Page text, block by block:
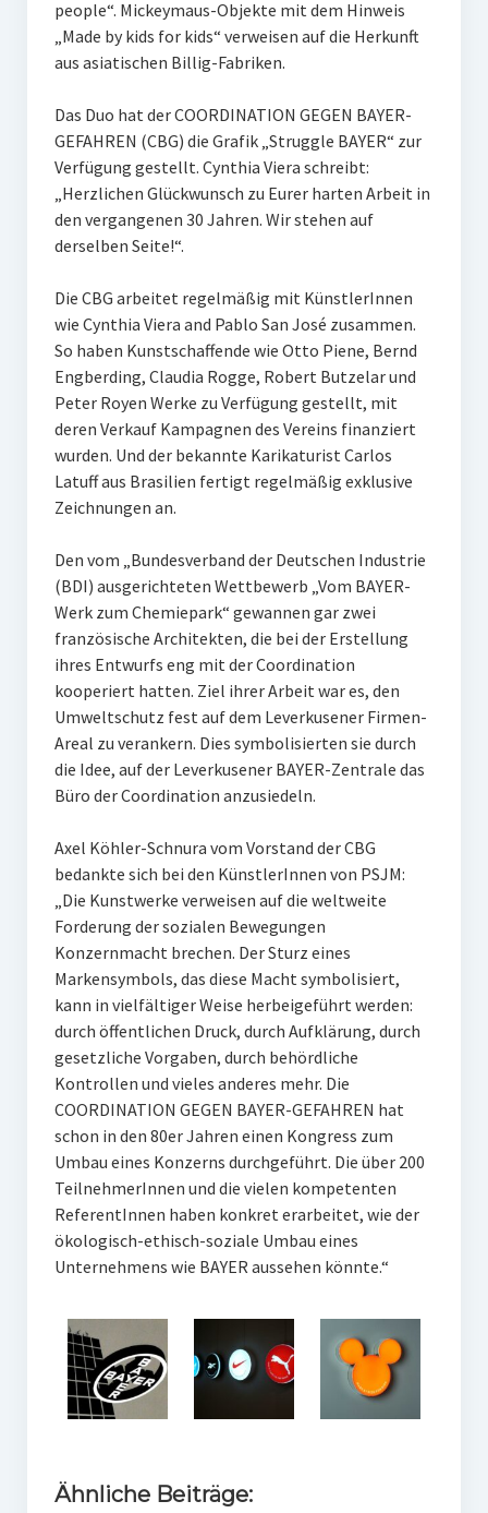
people“. Mickeymaus-Objekte mit dem Hinweis
„Made by kids for kids“ verweisen auf die Herkunft
aus asiatischen Billig-Fabriken.
Das Duo hat der COORDINATION GEGEN BAYER-
GEFAHREN (CBG) die Grafik „Struggle BAYER“ zur
Verfügung gestellt. Cynthia Viera schreibt:
„Herzlichen Glückwunsch zu Eurer harten Arbeit in
den vergangenen 30 Jahren. Wir stehen auf
derselben Seite!“.
Die CBG arbeitet regelmäßig mit KünstlerInnen
wie Cynthia Viera and Pablo San José zusammen.
So haben Kunstschaffende wie Otto Piene, Bernd
Engberding, Claudia Rogge, Robert Butzelar und
Peter Royen Werke zu Verfügung gestellt, mit
deren Verkauf Kampagnen des Vereins finanziert
wurden. Und der bekannte Karikaturist Carlos
Latuff aus Brasilien fertigt regelmäßig exklusive
Zeichnungen an.
Den vom „Bundesverband der Deutschen Industrie
(BDI) ausgerichteten Wettbewerb „Vom BAYER-
Werk zum Chemiepark“ gewannen gar zwei
französische Architekten, die bei der Erstellung
ihres Entwurfs eng mit der Coordination
kooperiert hatten. Ziel ihrer Arbeit war es, den
Umweltschutz fest auf dem Leverkusener Firmen-
Areal zu verankern. Dies symbolisierten sie durch
die Idee, auf der Leverkusener BAYER-Zentrale das
Büro der Coordination anzusiedeln.
Axel Köhler-Schnura vom Vorstand der CBG
bedankte sich bei den KünstlerInnen von PSJM:
„Die Kunstwerke verweisen auf die weltweite
Forderung der sozialen Bewegungen
Konzernmacht brechen. Der Sturz eines
Markensymbols, das diese Macht symbolisiert,
kann in vielfältiger Weise herbeigeführt werden:
durch öffentlichen Druck, durch Aufklärung, durch
gesetzliche Vorgaben, durch behördliche
Kontrollen und vieles anderes mehr. Die
COORDINATION GEGEN BAYER-GEFAHREN hat
schon in den 80er Jahren einen Kongress zum
Umbau eines Konzerns durchgeführt. Die über 200
TeilnehmerInnen und die vielen kompetenten
ReferentInnen haben konkret erarbeitet, wie der
ökologisch-ethisch-soziale Umbau eines
Unternehmens wie BAYER aussehen könnte.“
Ähnliche Beiträge: